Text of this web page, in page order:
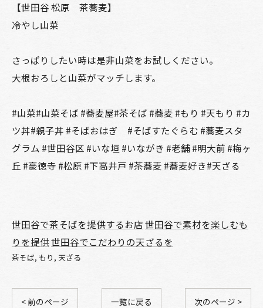
【世田谷 松原 茶蕎麦】
冷やし山菜
さっぱりしたい時は是非山菜をお試しください。
大根おろしと山菜がマッチします。
#山菜#山菜そば #蕎麦屋#茶そば #蕎麦 #もり #天もり #カ
ツ丼#親子丼 #そばおはぎ #そばすたぐらむ #蕎麦スタ
グラム #世田谷区 #いな垣 #いながき #老舗 #明大前 #梅ヶ
丘 #豪徳寺 #松原 #下高井戸 #茶蕎麦 #蕎麦好き#天ざる
世田谷で茶そばを提供するお店世田谷で素材を楽しむも
りを提供世田谷でこだわりの天ざるを
茶そば もり 天ざる
< 前のページ 一覧に戻る 次のページ >